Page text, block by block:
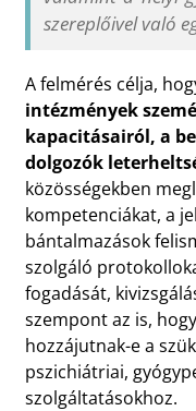
szereplőivel való
A felmérés célja,
intézmények
kapacitásairól, a
dolgozók
közösségekben
kompetenciákat, a
bántalmazások
szolgáló
fogadását,
szempont az is,
hozzájutnak-e a
pszichiátriai,
szolgáltatásokhoz.